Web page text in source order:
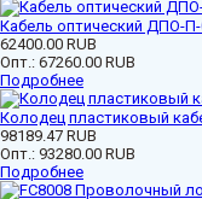
Кабель оптический ДПО-П-
62400.00 RUB
Опт.: 67260.00 RUB
Подробнее
Колодец пластиковый
98189.47 RUB
Опт.: 93280.00 RUB
Подробнее